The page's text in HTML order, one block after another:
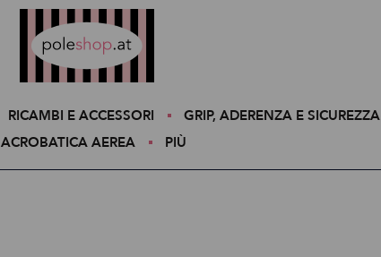
RICAMBI E ACCESSORI GRIP, ADERENZA E SICUREZZA
ACROBATICA AEREA
PIÙ